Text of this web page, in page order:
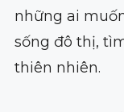
những ai
sống đô thị,
thiên nhiên.